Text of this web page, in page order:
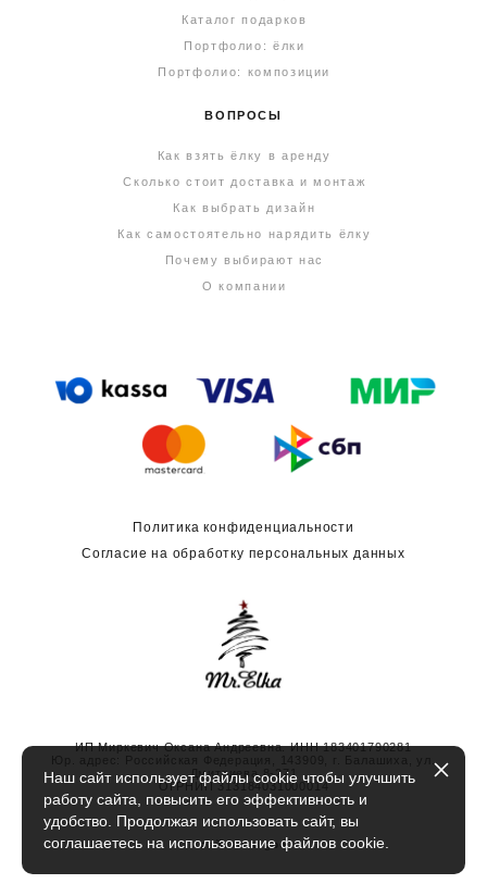
Каталог подарков
Портфолио: ёлки
Портфолио: композиции
ВОПРОСЫ
Как взять ёлку в аренду
Сколько стоит доставка и монтаж
Как выбрать дизайн
Как самостоятельно нарядить ёлку
Почему выбирают нас
О компании
Политика конфиденциальности
Согласие на обработку персональных данных
ИП Миркевич Оксана Андреевна. ИНН 183401790281
Юр. адрес: Российская Федерация, 143909, г. Балашиха, ул.
Дмитриева 8-271
ОГРНИП 313184031000014
сайт от vigbo
Наш сайт использует файлы cookie чтобы улучшить
работу сайта, повысить его эффективность и
удобство. Продолжая использовать сайт, вы
соглашаетесь на использование файлов cookie.